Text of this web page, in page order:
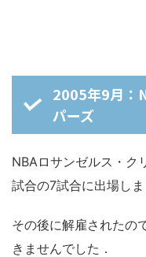
2005年9月：
パーズ
NBAロサンゼルス・ク
試合の7試合に出場しま
その後に解雇されたの
きませんでした．